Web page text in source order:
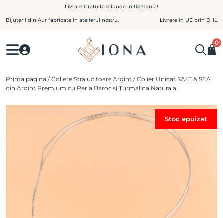
to
Livrare Gratuita oriunde in Romania!
Bijuterii din Aur fabricate in atelierul nostru. Livrare in UE prin DHL
0
Prima pagina /Coliere Stralucitoare Argint / Colier Unicat SALT & SEA
din Argint Premium cu Perla Baroc si Turmalina Naturala
Stoc epuizat